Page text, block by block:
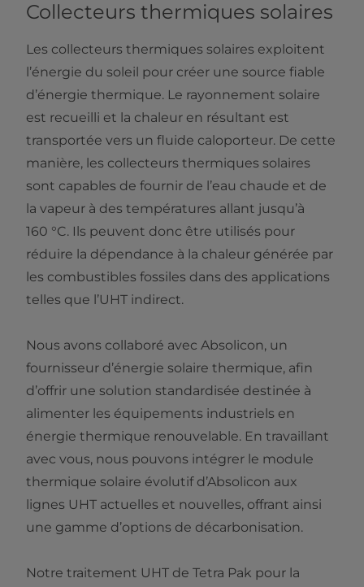
Collecteurs thermiques solaires
Les collecteurs thermiques solaires exploitent
l’énergie du soleil pour créer une source fiable
d’énergie thermique. Le rayonnement solaire
est recueilli et la chaleur en résultant est
transportée vers un fluide caloporteur. De cette
manière, les collecteurs thermiques solaires
sont capables de fournir de l’eau chaude et de
la vapeur à des températures allant jusqu’à
160 °C. Ils peuvent donc être utilisés pour
réduire la dépendance à la chaleur générée par
les combustibles fossiles dans des applications
telles que l’UHT indirect.
Nous avons collaboré avec Absolicon, un
fournisseur d’énergie solaire thermique, afin
d’offrir une solution standardisée destinée à
alimenter les équipements industriels en
énergie thermique renouvelable. En travaillant
avec vous, nous pouvons intégrer le module
thermique solaire évolutif d’Absolicon aux
lignes UHT actuelles et nouvelles, offrant ainsi
une gamme d’options de décarbonisation.
Notre traitement UHT de Tetra Pak pour la